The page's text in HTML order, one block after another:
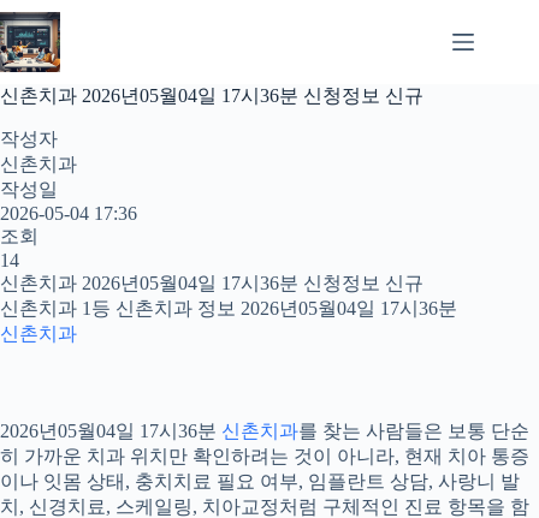
본
문
으
로
건
너
뛰
기
신촌치과 2026년05월04일 17시36분 신청정보 신규
작성자
신촌치과
작성일
2026-05-04 17:36
조회
14
신촌치과 2026년05월04일 17시36분 신청정보 신규
신촌치과 1등 신촌치과 정보 2026년05월04일 17시36분
신촌치과
2026년05월04일 17시36분 신촌치과를 찾는 사람들은 보통 단순
히 가까운 치과 위치만 확인하려는 것이 아니라, 현재 치아 통증
이나 잇몸 상태, 충치치료 필요 여부, 임플란트 상담, 사랑니 발
치, 신경치료, 스케일링, 치아교정처럼 구체적인 진료 항목을 함